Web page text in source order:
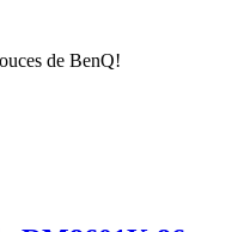
de BenQ!